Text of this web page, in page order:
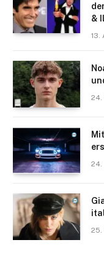
&
13.
24.
24.
25.